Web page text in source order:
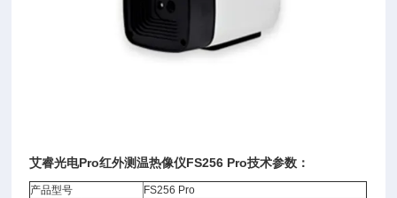
艾睿光电Pro红外测温热像仪FS256 Pro技术参数：
产品型号 FS256 Pro